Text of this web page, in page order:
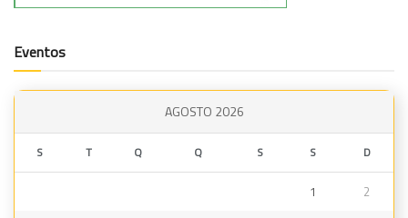
Eventos
AGOSTO 2026
S T Q Q S S D
1 2